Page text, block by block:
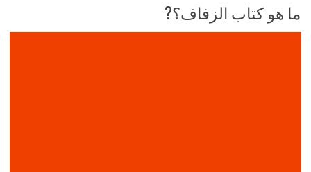
ما هو كتاب الزفاف؟?